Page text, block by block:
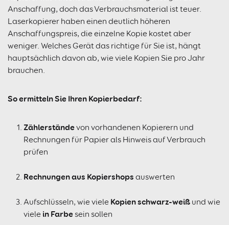
Anschaffung, doch das Verbrauchsmaterial ist teuer.
Laserkopierer haben einen deutlich höheren
Anschaffungspreis, die einzelne Kopie kostet aber
weniger. Welches Gerät das richtige für Sie ist, hängt
hauptsächlich davon ab, wie viele Kopien Sie pro Jahr
brauchen.
So ermitteln Sie Ihren Kopierbedarf:
Zählerständevon vorhandenen Kopierern und
Rechnungen für Papier als Hinweis auf Verbrauch
prüfen
Rechnungen aus Kopiershops auswerten
Aufschlüsseln, wie viele Kopien schwarz-weiß und wie
viele in Farbesein sollen